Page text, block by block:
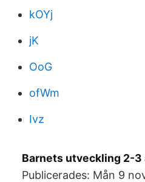
kOYj
jK
OoG
ofWm
Ivz
Barnets utveckling 2-3
Publicerades: Mån 9